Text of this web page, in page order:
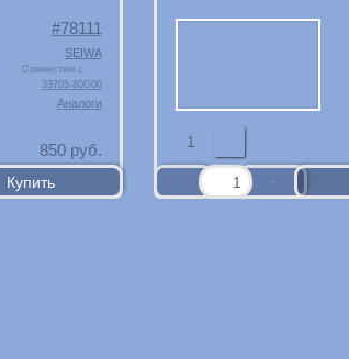
78111
SEIWA
Совместим с
33705-80G00
Аналоги
850руб. 1